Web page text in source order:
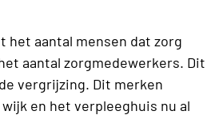
het aantal mensen dat zorg
aantal zorgmedewerkers. Dit
vergrijzing. Dit merken
en het verpleeghuis nu al